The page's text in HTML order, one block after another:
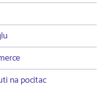
na pocitac